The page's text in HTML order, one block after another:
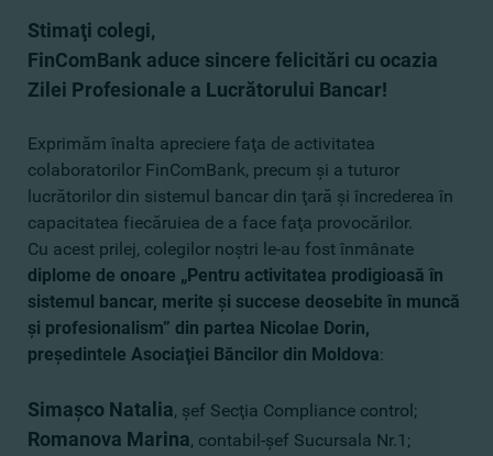
Stimaţi colegi,
FinComBank aduce sincere felicitări cu ocazia
Zilei Profesionale a Lucrătorului Bancar!
Exprimăm înalta apreciere faţa de activitatea
colaboratorilor FinComBank, precum şi a tuturor
lucrătorilor din sistemul bancar din ţară şi încrederea în
capacitatea fiecăruiea de a face faţa provocărilor.
Cu acest prilej, colegilor noştri le-au fost înmânate
diplome de onoare „Pentru activitatea prodigioasă în
sistemul bancar, merite şi succese deosebite în muncă
şi profesionalism” din partea Nicolae Dorin,
preşedintele Asociaţiei Băncilor din Moldova:
Simaşco Natalia, şef Secţia Compliance control;
Romanova Marina, contabil-şef Sucursala Nr.1;